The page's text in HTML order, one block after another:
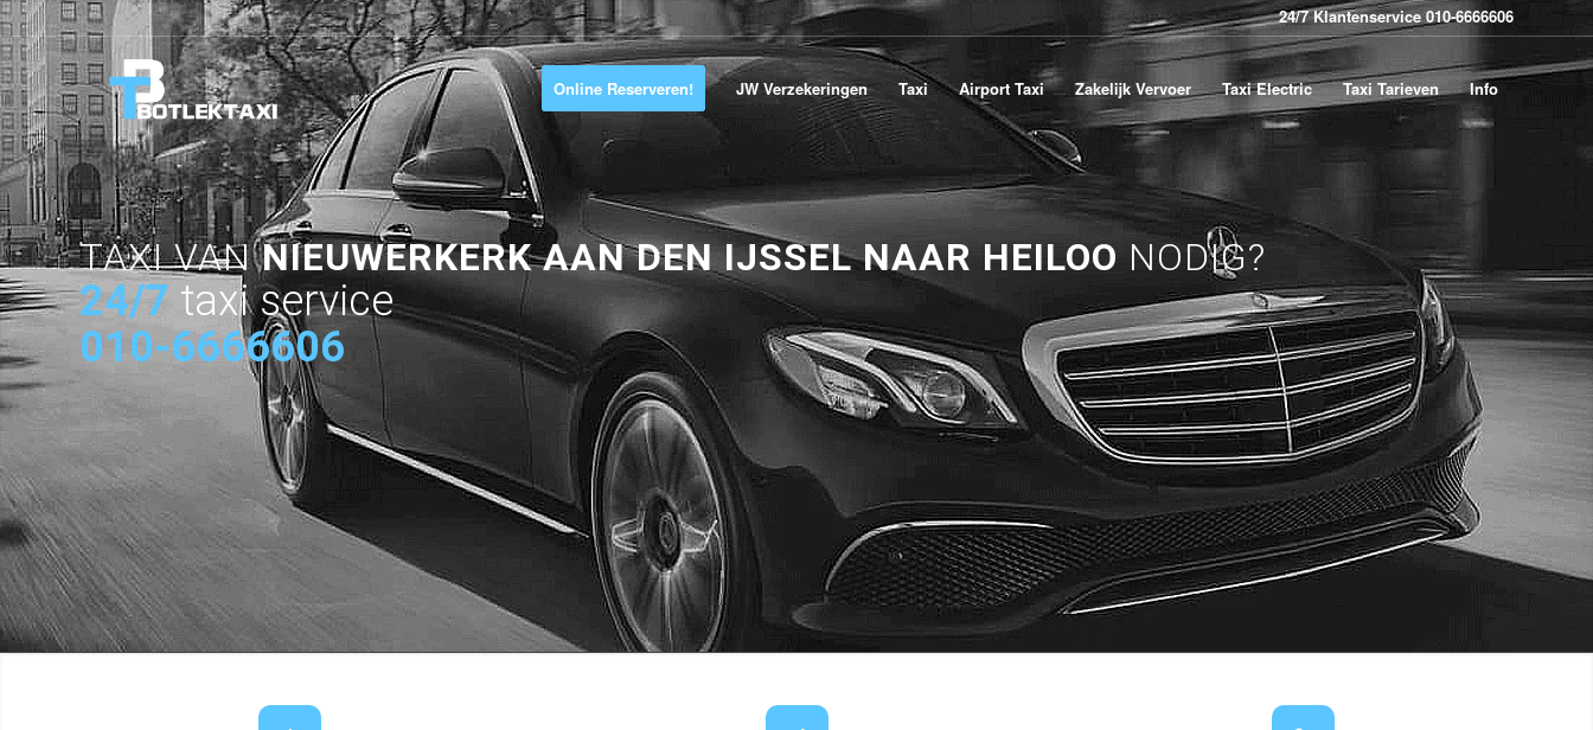
24/7 Klantenservice 010-6666606
Online Reserveren! JW Verzekeringen Taxi Airport Taxi Zakelijk Vervoer Taxi Electric Taxi Tarieven Info
TAXI VANNIEUWERKERK AAN DEN IJSSEL NAAR HEILOO NODIG?
24/7 taxi service
010-6666606